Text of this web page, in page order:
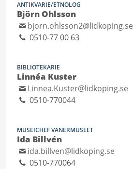
ANTIKVARIE/ETNOLOG
Björn Ohlsson
bjorn.ohlsson2@lidkoping.se
0510-77 00 63
BIBLIOTEKARIE
Linnéa Kuster
Linnea.Kuster@lidkoping.se
0510-770044
MUSEICHEF VÄNERMUSEET
Ida Billvén
ida.billven@lidkoping.se
0510-770064